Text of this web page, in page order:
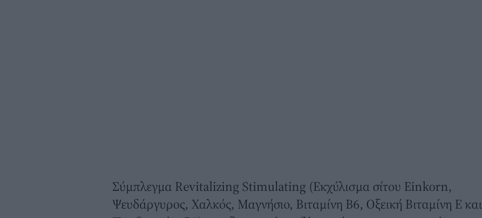
Σύμπλεγμα Revitalizing Stimulating (Εκχύλισμα σίτου Einkorn,
Ψευδάργυρος, Χαλκός, Μαγνήσιο, Βιταμίνη Β6, Οξεική Βιταμίνη Ε και